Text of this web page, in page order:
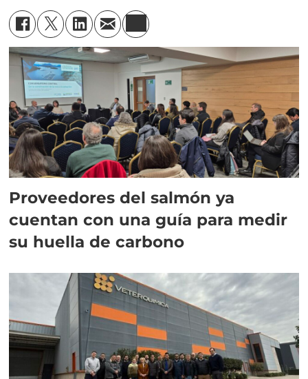
Proveedores del salmón ya
cuentan con una guía para medir
su huella de carbono